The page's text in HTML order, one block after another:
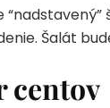
Šalát
centov